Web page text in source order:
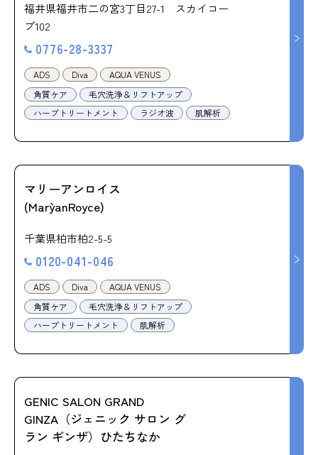
福井県福井市二の宮3丁目27-1 スカイコー
プ102
0776-28-3337
ADS Diva
AQUA VENUS
角質ケア
毛穴洗浄＆リフトアップ
ハーブトリートメント
ラジオ波 肌解析
マリーアンロイス
(Mary`anRoyce)
千葉県柏市柏2-5-5
0120-041-046
ADS Diva
AQUA VENUS
角質ケア
毛穴洗浄＆リフトアップ
ハーブトリートメント
肌解析
GENIC SALON GRAND
GINZA（ジェニック サロン グ
ラン ギンザ）ひたちなか